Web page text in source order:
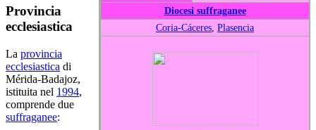
Diocesi suffraganee
Coria-Cáceres Plasencia
Provincia
ecclesiastica
La provincia
ecclesiastica di
Mérida-Badajoz,
istituita nel 1994,
comprende due
suffraganee: